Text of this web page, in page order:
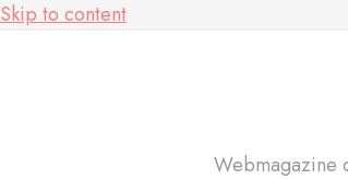
Skip to content
Webmagazine